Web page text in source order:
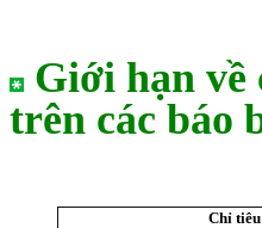
Giới hạn về
trên các báo
Chỉ tiêu